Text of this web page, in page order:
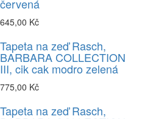
červená
645,00 Kč
Tapeta na zeď Rasch,
BARBARA COLLECTION
III, cik cak modro zelená
775,00 Kč
Tapeta na zeď Rasch,